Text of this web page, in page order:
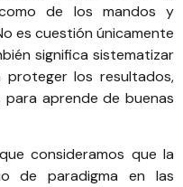
de los mandos y
es cuestión únicamente
significa sistematizar
los resultados,
aprende de buenas
consideramos que la
de paradigma en las